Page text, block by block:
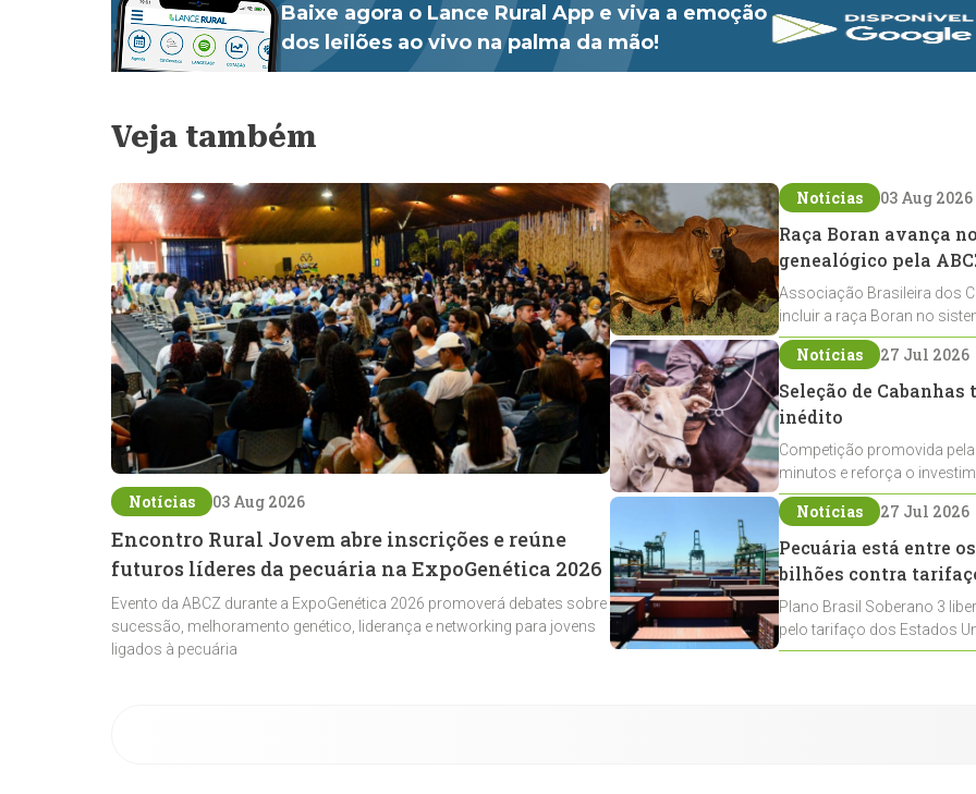
Baixe agora o Lance Rural App e viva a emoção
dos leilões ao vivo na palma da mão!
Veja também
Notícias 03 Aug 2026
Encontro Rural Jovem abre inscrições e reúne
futuros líderes da pecuária na ExpoGenética 2026
Evento da ABCZ durante a ExpoGenética 2026 promoverá debates sobre
sucessão, melhoramento genético, liderança e networking para jovens
ligados à pecuária
Notícias 03 Aug 2026
Raça Boran avança
genealógico pela
Associação Brasileira dos
incluir a raça Boran no
expansão na pecuária
Notícias 27 Jul 2026
Seleção de
inédito
Competição promovida
minutos e reforça o
Crioulos voltados ao laço
Notícias 27 Jul 2026
Pecuária está entre
bilhões contra
Plano Brasil Soberano 3
pelo tarifaço dos Estados
contemplados